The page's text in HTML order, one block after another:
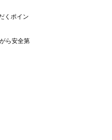
くポイン
ら安全第